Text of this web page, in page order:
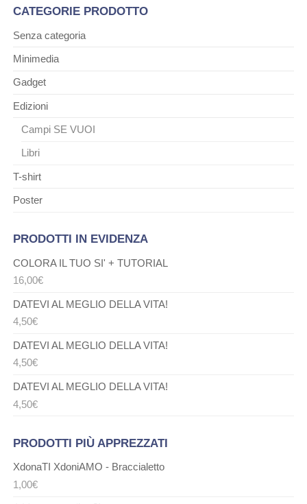
CATEGORIE PRODOTTO
Senza categoria
Minimedia
Gadget
Edizioni
Campi SE VUOI
Libri
T-shirt
Poster
PRODOTTI IN EVIDENZA
COLORA IL TUO SI' + TUTORIAL
16,00€
DATEVI AL MEGLIO DELLA VITA!
4,50€
DATEVI AL MEGLIO DELLA VITA!
4,50€
DATEVI AL MEGLIO DELLA VITA!
4,50€
PRODOTTI PIÙ APPREZZATI
XdonaTI XdoniAMO - Braccialetto
1,00€